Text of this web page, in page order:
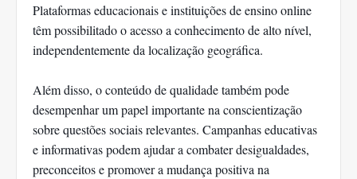
Plataformas educacionais e instituições de ensino online
têm possibilitado o acesso a conhecimento de alto nível,
independentemente da localização geográfica.
Além disso, o conteúdo de qualidade também pode
desempenhar um papel importante na conscientização
sobre questões sociais relevantes. Campanhas educativas
e informativas podem ajudar a combater desigualdades,
preconceitos e promover a mudança positiva na